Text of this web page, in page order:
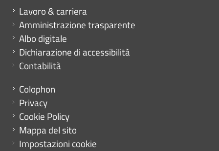
Mini menu di servizio
Lavoro & carriera
Amministrazione trasparente
Albo digitale
Dichiarazione di accessibilità
Contabilità
Menu footer
Colophon
Privacy
Cookie Policy
Mappa del sito
Impostazioni cookie